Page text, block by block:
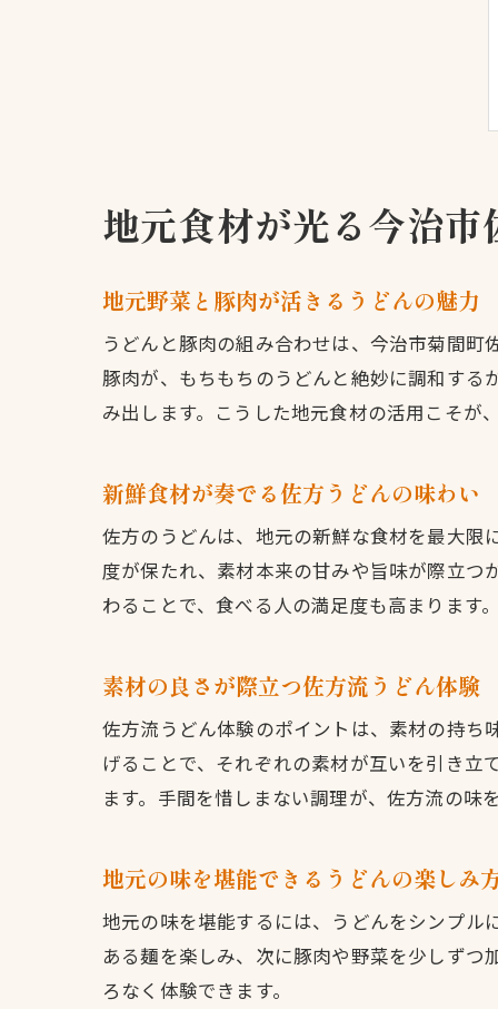
地元食材が光る今治
地元野菜と豚肉が活きるうどんの魅力
うどんと豚肉の組み合わせは、今治市菊間
豚肉が、もちもちのうどんと絶妙に調和する
み出します。こうした地元食材の活用こそが
新鮮食材が奏でる佐方うどんの味わい
佐方のうどんは、地元の新鮮な食材を最大
度が保たれ、素材本来の甘みや旨味が際立
わることで、食べる人の満足度も高まります。
素材の良さが際立つ佐方流うどん体験
佐方流うどん体験のポイントは、素材の持
げることで、それぞれの素材が互いを引き
ます。手間を惜しまない調理が、佐方流の味
地元の味を堪能できるうどんの楽しみ
地元の味を堪能するには、うどんをシンプル
ある麺を楽しみ、次に豚肉や野菜を少しず
ろなく体験できます。